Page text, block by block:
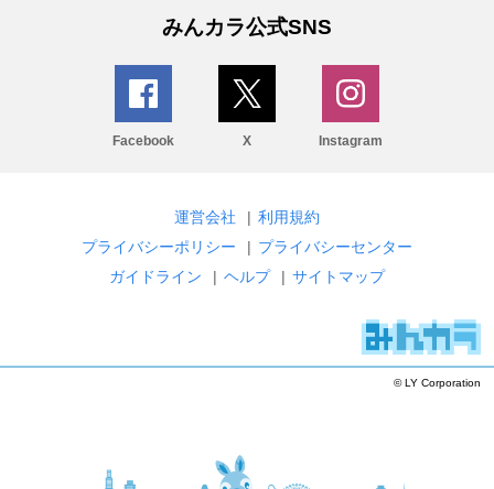
みんカラ公式SNS
Facebook X Instagram
運営会社 | 利用規約
プライバシーポリシー
| プライバシーセンター
ガイドライン
| ヘルプ | サイトマップ
© LY Corporation